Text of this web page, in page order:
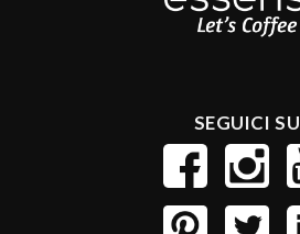
SEGUICI SU